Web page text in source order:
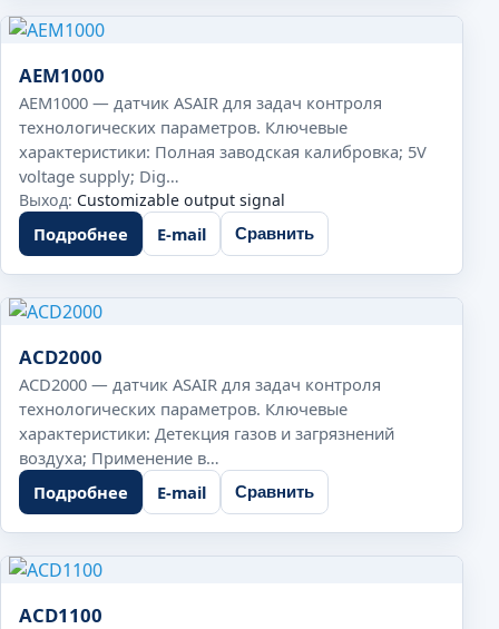
AEM1000
AEM1000 — датчик ASAIR для задач контроля
технологических параметров. Ключевые
характеристики: Полная заводская калибровка; 5V
voltage supply; Dig…
Выход: Customizable output signal
Подробнее E-mail Сравнить
ACD2000
ACD2000 — датчик ASAIR для задач контроля
технологических параметров. Ключевые
характеристики: Детекция газов и загрязнений
воздуха; Применение в…
Подробнее
E-mail Сравнить
ACD1100